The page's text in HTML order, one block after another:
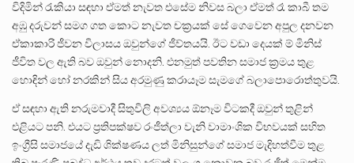
විදිමින් රැකියා සඳහා ඒමත් නැවත එසේම නිවස බලා ඒමත් රෑ කාබී තම
අඹු දරුවන් සමග ගත කොට නැවත චක්‍රයක් සේ ගෙවෙන අපුල දනවන
ඒකාකාරි ජීවන විලාසය ඔවුන්ගේ ජීව්තයයි. ඊට වඩා දෙයක් ම් මිනිස්
ජීවිත වල ඇති බව ඔවුන් නොදනි. එනමුත් පවතින සමාජ ක්‍රමය තුළ
හොඳින් හෝ නරකින් සිය අරමුණු කරායෑම සැමගේ බලාපොරොත්තුවයි.
ඒ සඳහා ඇති නරුමවාදී සිතුවිලි අවශ්‍යය ඕනෑම විටකදී ඔවුන් තුළින්
එළියට පනි. එයට ප්‍රතිපක්ෂව රංජීත්ලා වැනි වාමාංශික විභවයක් සහිත
ඉංග්‍රීසි සමාජයේ දැඩි ශික්ෂණය ලත් මිනි⁣සුන්ගේ සමාජ මැදිහත්වීම තුළ